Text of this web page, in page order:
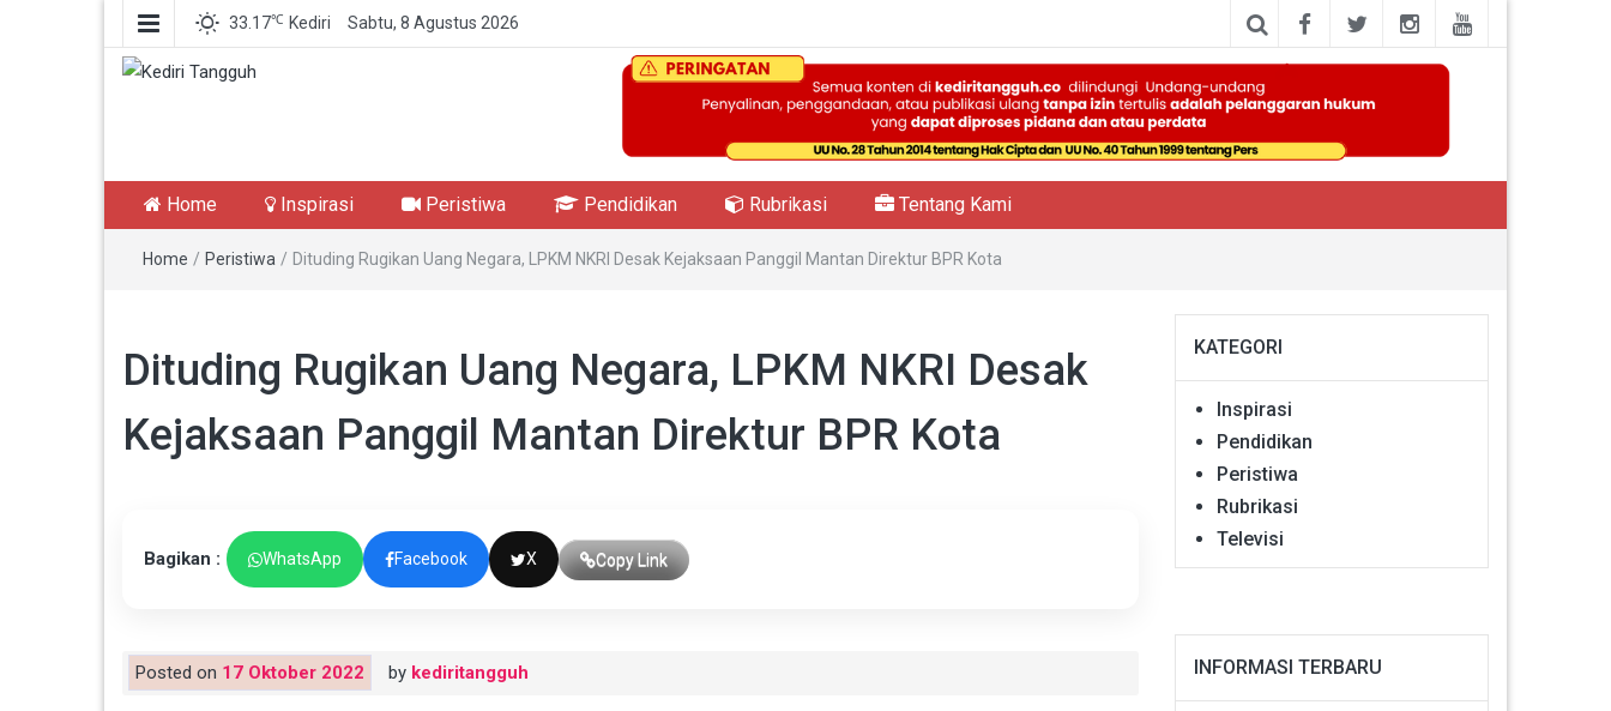
33.17℃ Kediri Sabtu, 8 Agustus 2026
Home Inspirasi Peristiwa Pendidikan Rubrikasi Tentang Kami
Home / Peristiwa / Dituding Rugikan Uang Negara, LPKM NKRI Desak Kejaksaan Panggil Mantan Direktur BPR Kota
Dituding Rugikan Uang Negara, LPKM NKRI Desak
Kejaksaan Panggil Mantan Direktur BPR Kota
Bagikan : WhatsApp Facebook X Copy Link
Posted on 17 Oktober 2022 by kediritangguh
KATEGORI
Inspirasi
Pendidikan
Peristiwa
Rubrikasi
Televisi
INFORMASI TERBARU